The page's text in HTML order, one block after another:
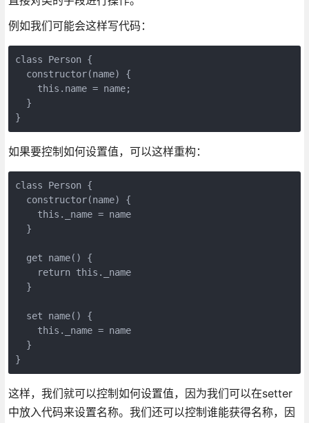
例如我们可能会这样写代码：
class Person {
  constructor(name) {
    this.name = name;
  }
}
如果要控制如何设置值，可以这样重构：
class Person {
  constructor(name) {
    this._name = name
  }
  get name() {
    return this._name
  }
  set name() {
    this._name = name
  }
}
这样，我们就可以控制如何设置值，因为我们可以在setter
中放入代码来设置名称。我们还可以控制谁能获得名称，因